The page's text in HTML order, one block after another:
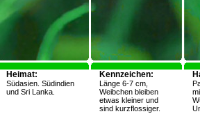
Heimat:
Südasien. Südindien
und Sri Lanka.
Kennzeichen:
Länge 6-7 cm,
Weibchen bleiben
etwas kleiner und
sind kurzflossiger.